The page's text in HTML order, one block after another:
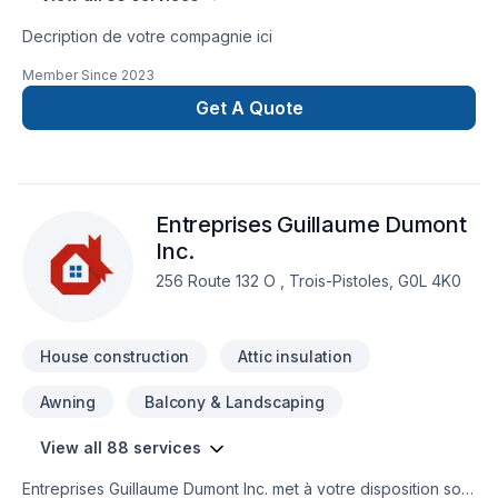
Decription de votre compagnie ici
Member Since 2023
Get A Quote
Entreprises Guillaume Dumont
Inc.
256 Route 132 O , Trois-Pistoles, G0L 4K0
House construction Attic insulation
Awning Balcony & Landscaping
View all 88 services
Entreprises Guillaume Dumont Inc. met à votre disposition son